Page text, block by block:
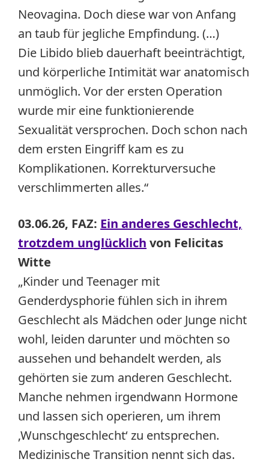
Neovagina. Doch diese war von Anfang
an taub für jegliche Empfindung. (…)
Die Libido blieb dauerhaft beeinträchtigt,
und körperliche Intimität war anatomisch
unmöglich. Vor der ersten Operation
wurde mir eine funktionierende
Sexualität versprochen. Doch schon nach
dem ersten Eingriff kam es zu
Komplikationen. Korrekturversuche
verschlimmerten alles.“
03.06.26, FAZ: Ein anderes Geschlecht,
trotzdem unglücklich von Felicitas
Witte
„Kinder und Teenager mit
Genderdysphorie fühlen sich in ihrem
Geschlecht als Mädchen oder Junge nicht
wohl, leiden darunter und möchten so
aussehen und behandelt werden, als
gehörten sie zum anderen Geschlecht.
Manche nehmen irgendwann Hormone
und lassen sich operieren, um ihrem
‚Wunschgeschlecht‘ zu entsprechen.
Medizinische Transition nennt sich das.